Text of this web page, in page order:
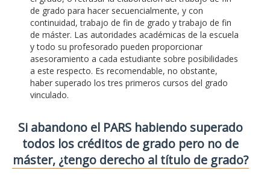
de grado para hacer secuencialmente, y con
continuidad, trabajo de fin de grado y trabajo de fin
de máster. Las autoridades académicas de la escuela
y todo su profesorado pueden proporcionar
asesoramiento a cada estudiante sobre posibilidades
a este respecto. Es recomendable, no obstante,
haber superado los tres primeros cursos del grado
vinculado.
Si abandono el PARS habiendo superado
todos los créditos de grado pero no de
máster, ¿tengo derecho al título de grado?